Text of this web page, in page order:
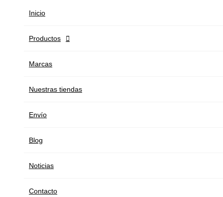
Inicio
Productos 
Marcas
Nuestras tiendas
Envío
Blog
Noticias
Contacto